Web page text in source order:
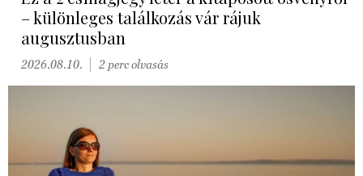
– különleges találkozás vár rájuk
augusztusban
2026.08.10. 2 perc olvasás